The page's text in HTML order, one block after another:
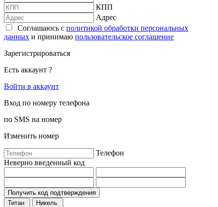
КПП
Адрес
Соглашаюсь с политикой обработки персональных
данных и принимаю пользовательское соглашение
Зарегистрироваться
Есть аккаунт ?
Войти в аккаунт
Вход по номеру телефона
по SMS на номер
Изменить номер
Телефон
Неверно введенный код
Получить код подтверждения
Титан
Никель